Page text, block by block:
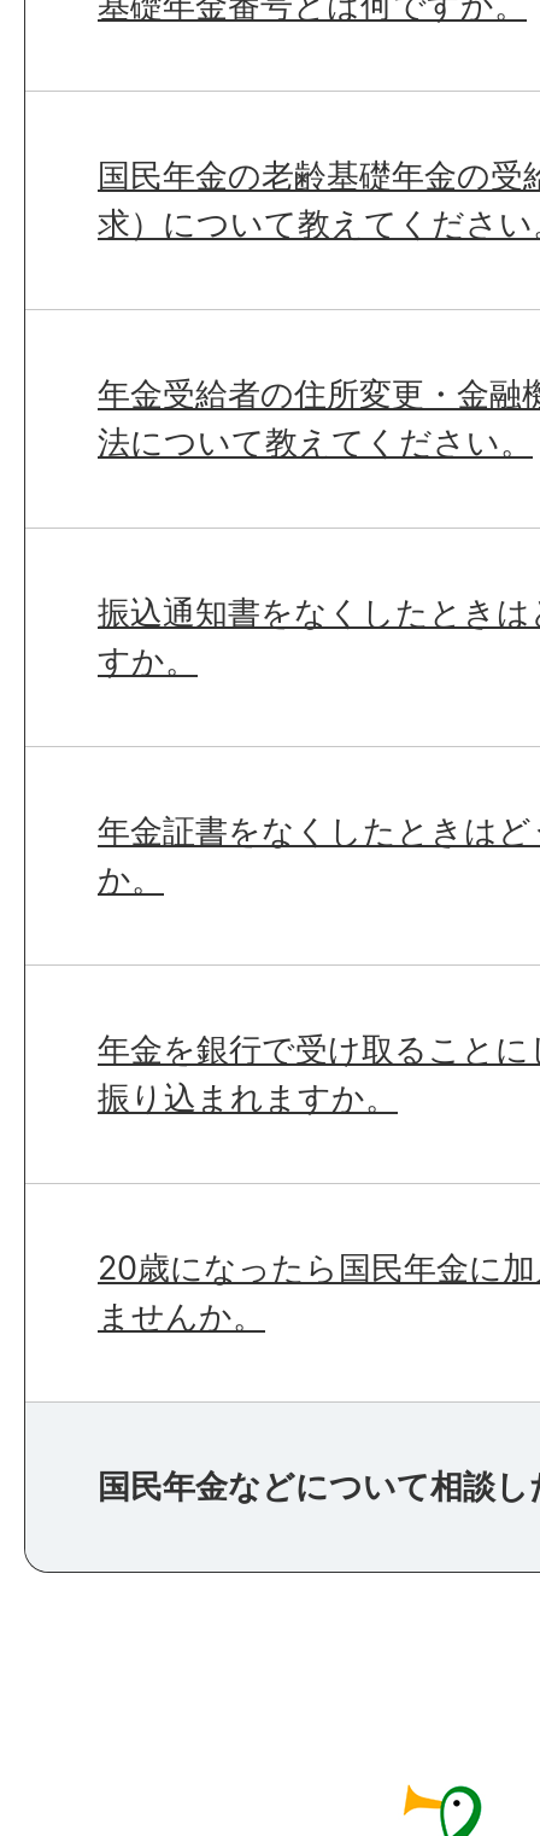
国民年金の老齢基礎年金の受
求）について教えてください
年金受給者の住所変更・金融
法について教えてください。
振込通知書をなくしたとき
すか。
年金証書をなくしたときは
か。
年金を銀行で受け取ること
振り込まれますか。
20歳になったら国民年金に
ませんか。
国民年金などについて相談